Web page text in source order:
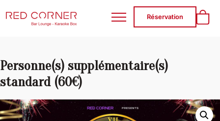
RED CORNER
Réservation
Personne(s) supplémentaire(s)
standard (60€)